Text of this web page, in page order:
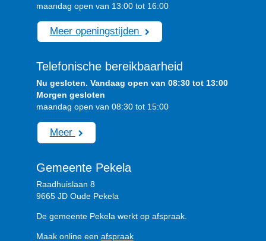
maandag open van 13:00 tot 16:00
Meer openingstijden
Telefonische bereikbaarheid
Nu gesloten. Vandaag open van 08:30 tot 13:00
Morgen gesloten
maandag open van 08:30 tot 15:00
Meer
Gemeente Pekela
Raadhuislaan 8
9665 JD Oude Pekela
De gemeente Pekela werkt op afspraak.
Maak online een afspraak